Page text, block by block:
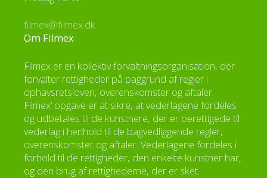
filmex@filmex.dk
Om Filmex
Filmex er en kollektiv forvaltningsorganisation, der
forvalter rettigheder på baggrund af regler i
ophavsretsloven, overenskomster og aftaler.
Filmex’ opgave er at sikre, at vederlagene fordeles
og udbetales til de kunstnere, der er berettigede til
vederlag i henhold til de bagvedliggende regler,
overenskomster og aftaler. Vederlagene fordeles i
forhold til de rettigheder, den enkelte kunstner har,
og den brug af rettighederne, der er sket.